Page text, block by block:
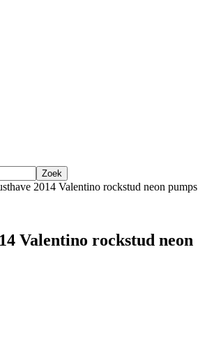
2014 Valentino rockstud neon pumps
Valentino rockstud neon